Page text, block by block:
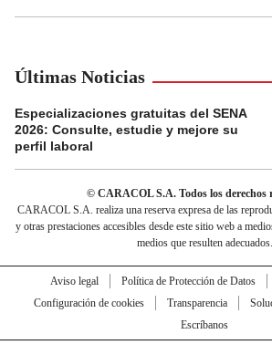
Últimas Noticias
Especializaciones gratuitas del SENA
2026: Consulte, estudie y mejore su
perfil laboral
© CARACOL S.A. Todos los derechos
CARACOL S.A. realiza una reserva expresa de las
y otras prestaciones accesibles desde este sitio web a
medios que resulten adecuados.
Aviso legal Política de Protección de Datos
Configuración de cookies
Transparencia
Escríbanos